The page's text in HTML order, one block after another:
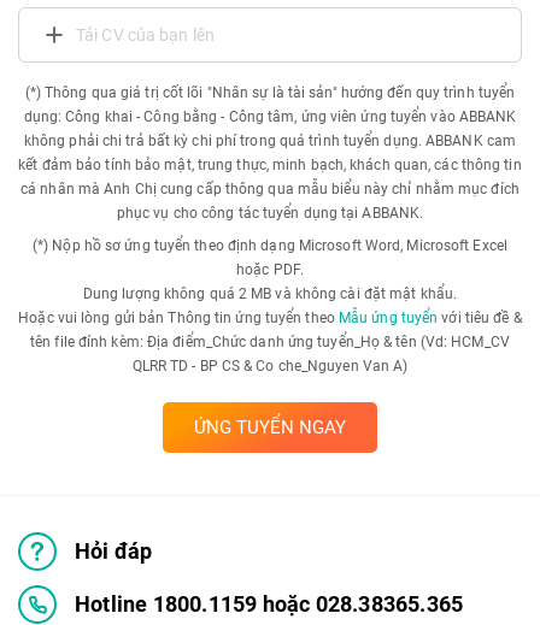
Tải CV của bạn lên
(*) Thông qua giá trị cốt lõi "Nhân sự là tài sản" hướng đến quy trình tuyển
dụng: Công khai - Công bằng - Công tâm, ứng viên ứng tuyển vào ABBANK
không phải chi trả bất kỳ chi phí trong quá trình tuyển dụng. ABBANK cam
kết đảm bảo tính bảo mật, trung thực, minh bạch, khách quan, các thông tin
cá nhân mà Anh Chị cung cấp thông qua mẫu biểu này chỉ nhằm mục đích
phục vụ cho công tác tuyển dụng tại ABBANK.
(*) Nộp hồ sơ ứng tuyển theo định dạng Microsoft Word, Microsoft Excel
hoặc PDF.
Dung lượng không quá 2 MB và không cài đặt mật khẩu.
Hoặc vui lòng gửi bản Thông tin ứng tuyển theo Mẫu ứng tuyển với tiêu đề &
tên file đính kèm: Địa điểm_Chức danh ứng tuyển_Họ & tên (Vd: HCM_CV
QLRR TD - BP CS & Co che_Nguyen Van A)
ỨNG TUYỂN NGAY
Hỏi đáp
Hotline 1800.1159 hoặc 028.38365.365